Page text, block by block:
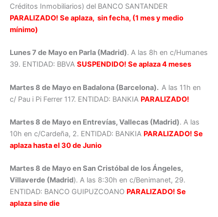
Créditos Inmobiliarios) del BANCO SANTANDER
PARALIZADO! Se aplaza, sin fecha, (1 mes y medio
mínimo)
Lunes 7 de Mayo en Parla (Madrid). A las 8h en c/Humanes
39. ENTIDAD: BBVA SUSPENDIDO! Se aplaza 4 meses
Martes 8 de Mayo en Badalona (Barcelona). A las 11h en
c/ Pau i Pi Ferrer 117. ENTIDAD: BANKIA PARALIZADO!
Martes 8 de Mayo en Entrevías, Vallecas (Madrid). A las
10h en c/Cardeña, 2. ENTIDAD: BANKIA PARALIZADO! Se
aplaza hasta el 30 de Junio
Martes 8 de Mayo en San Cristóbal de los Ángeles,
Villaverde (Madrid). A las 8:30h en c/Benimanet, 29.
ENTIDAD: BANCO GUIPUZCOANO PARALIZADO! Se
aplaza sine die